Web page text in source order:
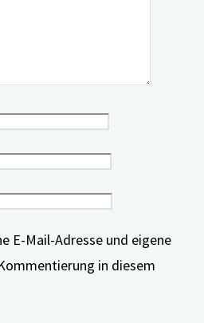
E-Mail-Adresse und eigene
in diesem